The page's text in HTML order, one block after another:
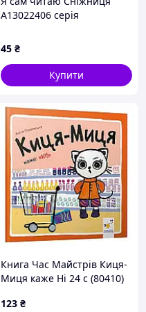
A13022406 серія
45 ₴
Купити
Книга Час Майстрів Киця-
Миця каже Ні 24 с (80410)
123 ₴